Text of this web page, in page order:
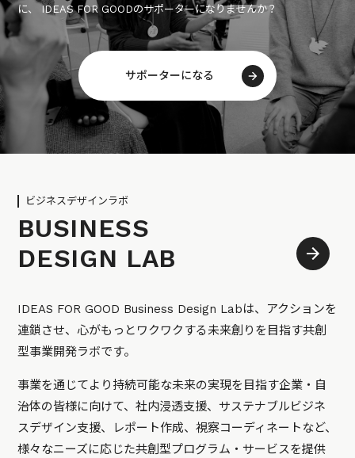
に、 IDEAS FOR GOODのサポーターになりませんか？
サポーターになる
ビジネスデザインラボ
BUSINESS
DESIGN LAB
IDEAS FOR GOOD Business Design Labは、アクションを
連鎖させ、心がもっとワクワクする未来創りを目指す共創
型事業開発ラボです。
事業を通じてより持続可能な未来の実現を目指す企業・自
治体の皆様に向けて、社内浸透支援、サステナブルビジネ
スデザイン支援、レポート作成、視察コーディネートなど、
様々なニーズに応じた共創型プログラム・サービスを提供